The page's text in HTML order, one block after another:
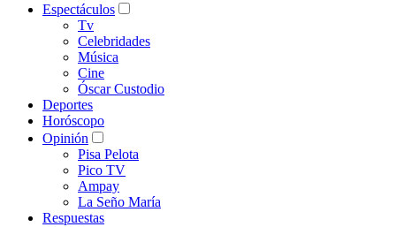
Espectáculos
Tv
Celebridades
Música
Cine
Óscar Custodio
Deportes
Horóscopo
Opinión
Pisa Pelota
Pico TV
Ampay
La Seño María
Respuestas